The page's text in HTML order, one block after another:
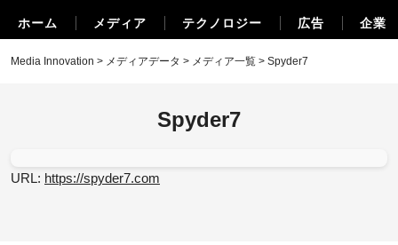
ホーム メディア テクノロジー 広告 企業
Media Innovation > メディアデータ > メディア一覧 > Spyder7
Spyder7
URL: https://spyder7.com